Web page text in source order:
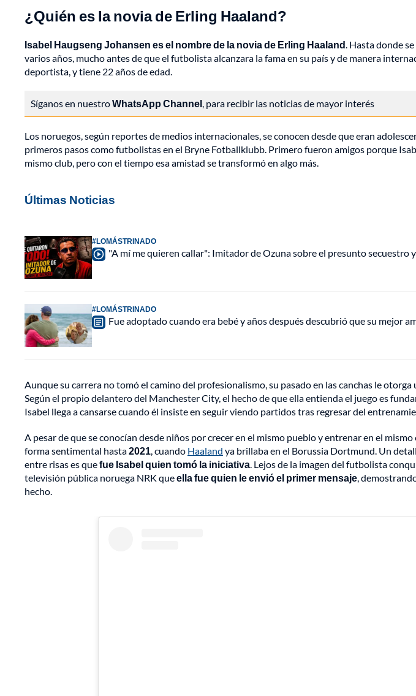
¿Quién es la novia de Erling Haaland?
Isabel Haugseng Johansen es el nombre de la novia de Erling Haaland. Hasta donde
varios años, mucho antes de que el futbolista alcanzara la fama en su país y de manera
deportista, y tiene 22 años de edad.
Síganos en nuestroWhatsApp Channel, para recibir las noticias de mayor interés
Los noruegos, según reportes de medios internacionales, se conocen desde que eran
primeros pasos como futbolistas en el Bryne Fotballklubb. Primero fueron amigos porque
mismo club, pero con el tiempo esa amistad se transformó en algo más.
Últimas Noticias
#LOMÁSTRINADO
"A mí me quieren callar": Imitador de Ozuna sobre el presunto secuestro
#LOMÁSTRINADO
Fue adoptado cuando era bebé y años después descubrió que su mejor
Aunque su carrera no tomó el camino del profesionalismo, su pasado en las canchas le
Según el propio delantero del Manchester City, el hecho de que ella entienda el juego es
Isabel llega a cansarse cuando él insiste en seguir viendo partidos tras regresar del
A pesar de que se conocían desde niños por crecer en el mismo pueblo y entrenar en el
forma sentimental hasta2021, cuando Haaland ya brillaba en el Borussia Dortmund. Un
entre risas es quefue Isabel quien tomó la iniciativa. Lejos de la imagen del futbolista
televisión pública noruega NRK queella fue quien le envió el primer mensaje,
hecho.